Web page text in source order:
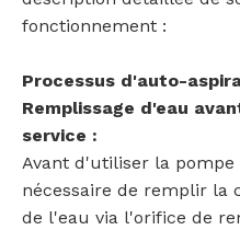
fonctionnement :
Processus d'auto-
Remplissage d'eau
service :
Avant d'utiliser la
nécessaire de remplir la
de l'eau via l'orifice de